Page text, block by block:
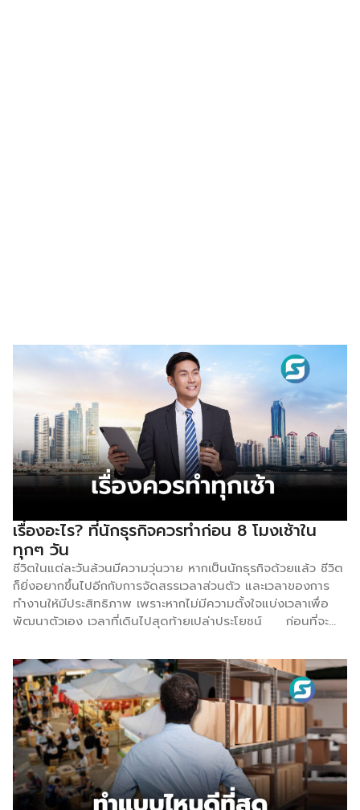
เรื่องอะไร? ที่นักธุรกิจควรทำก่อน 8 โมงเช้าใน
ทุกๆ วัน
ชีวิตในแต่ละวันล้วนมีความวุ่นวาย หากเป็นนักธุรกิจด้วยแล้ว ชีวิต
ก็ยิ่งอยากขึ้นไปอีกกับการจัดสรรเวลาส่วนตัว และเวลาของการ
ทำงานให้มีประสิทธิภาพ เพราะหากไม่มีความตั้งใจแบ่งเวลาเพื่อ
พัฒนาตัวเอง เวลาที่เดินไปสุดท้ายเปล่าประโยชน์ ก่อนที่จะ
Smartsme จะขอพามาจัดการตัวเองกับ 8 เรื่องที่นักธุรกิจควรทำ
ก่อน 8 โมงเช้าของทุก ๆ วัน ดังต่อไปนี้ 1.นอนหลับให้เพียงพอ
อย่างน้อย 7 ชั่วโมง การนอนหลับมีความสำคัญพอ ๆ กับการรับ
ประทานอาหาร และการดื่มน้ำ แม้จะรู้ผลลัพธ์ ผู้คนหลายล้านคน
ยังคงนอนหลับไม่เพียงพอ และประสบปัญหามากมายตามมา
มูลนิธิการนอนหลับแห่งชาติได้ทำการสำรวจ และพบว่าชาว
อเมริกันอย่างน้อย 40 ล้านคนประสบปัญหาเกี่ยวกับนอนหลับ
นอกจากนี้ ผู้ใหญ่มากกว่าร้อยละ 40 ประสบปัญหาอาการง่วงนอน
ในเวลากลางวันอย่างรุนแรงถึงขั้นขนาดรบกวนกิจกรรมต่าง ๆ